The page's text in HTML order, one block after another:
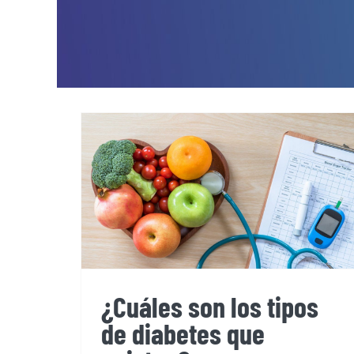
¿Cuáles son los tipos
de diabetes que
existen?
¿Cuáles son los tipos
de diabetes que